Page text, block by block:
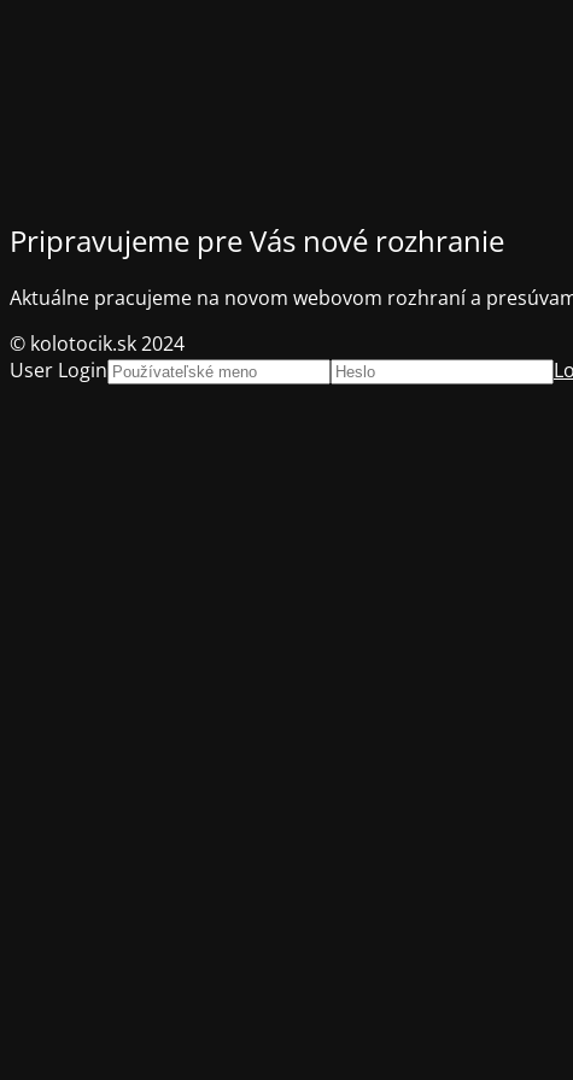
Pripravujeme pre Vás nové rozhranie
Aktuálne pracujeme na novom webovom rozhraní a
© kolotocik.sk 2024
User Login